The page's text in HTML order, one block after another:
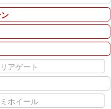
アゲート
ホイール